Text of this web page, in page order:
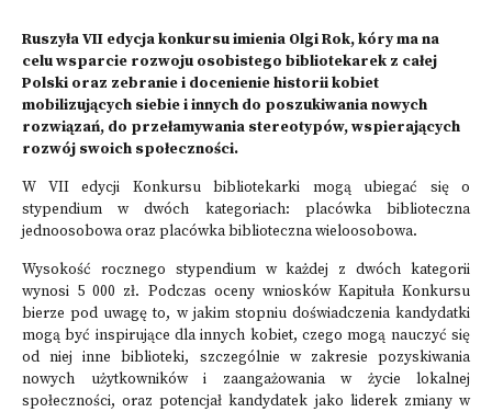
Ruszyła VII edycja konkursu imienia Olgi Rok, kóry ma na
celu wsparcie rozwoju osobistego bibliotekarek z całej
Polski oraz zebranie i docenienie historii kobiet
mobilizujących siebie i innych do poszukiwania nowych
rozwiązań, do przełamywania stereotypów, wspierających
rozwój swoich społeczności.
W VII edycji Konkursu bibliotekarki mogą ubiegać się o
stypendium w
dwóch kategoriach: placówka biblioteczna
jednoosobowa oraz placówka biblioteczna wieloosobowa.
Wysokość rocznego stypendium w każdej z dwóch kategorii
wynosi 5 000 zł. Podczas oceny wniosków Kapituła Konkursu
bierze pod uwagę to, w jakim stopniu doświadczenia kandydatki
mogą być inspirujące dla innych kobiet, czego mogą nauczyć się
od niej inne biblioteki, szczególnie w zakresie pozyskiwania
nowych użytkowników i zaangażowania w życie lokalnej
społeczności, oraz potencjał kandydatek jako liderek zmiany w